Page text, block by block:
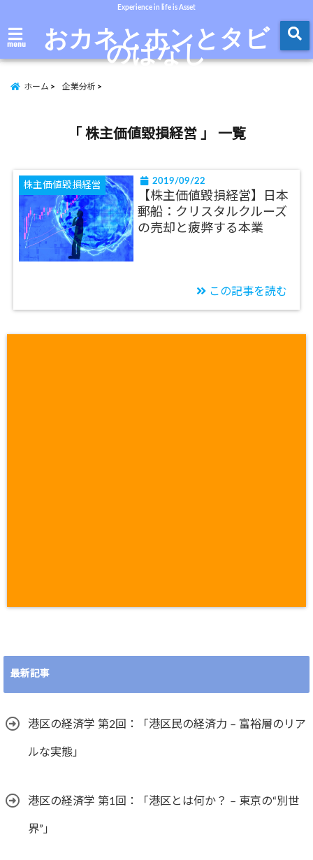
Experience in life is Asset
menu おカネとホンとタビ
のはなし
ホーム 企業分析
「 株主価値毀損経営 」 一覧
株主価値毀損経営 2019/09/22
【株主価値毀損経営】日本
郵船：クリスタルクルーズ
の売却と疲弊する本業
この記事を読む
最新記事
港区の経済学 第2回：「港区民の経済力 – 富裕層のリア
ルな実態」
港区の経済学 第1回：「港区とは何か？ – 東京の“別世
界”」